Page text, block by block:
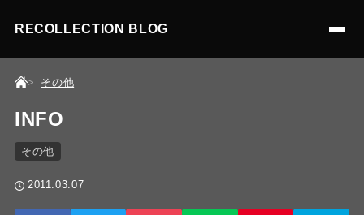
RECOLLECTION BLOG
その他
INFO
その他
2011.03.07